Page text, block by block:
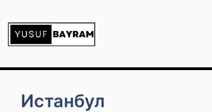
atla
Истанбул